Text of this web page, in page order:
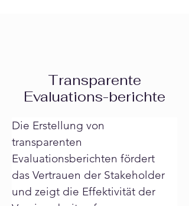
Transparente
Evaluations-berichte
Die Erstellung von
transparenten
Evaluationsberichten fördert
das Vertrauen der Stakeholder
und zeigt die Effektivität der